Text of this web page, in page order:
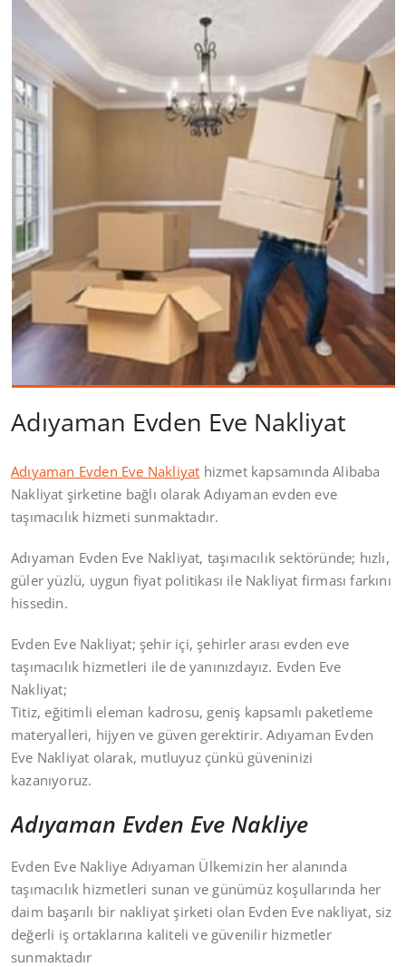
Adıyaman Evden Eve Nakliyat
Adıyaman Evden Eve Nakliyat hizmet kapsamında Alibaba
Nakliyat şirketine bağlı olarak Adıyaman evden eve
taşımacılık hizmeti sunmaktadır.
Adıyaman Evden Eve Nakliyat, taşımacılık sektöründe; hızlı,
güler yüzlü, uygun fiyat politikası ile Nakliyat firması farkını
hissedin.
Evden Eve Nakliyat; şehir içi, şehirler arası evden eve
taşımacılık hizmetleri ile de yanınızdayız. Evden Eve
Nakliyat;
Titiz, eğitimli eleman kadrosu, geniş kapsamlı paketleme
materyalleri, hijyen ve güven gerektirir. Adıyaman Evden
Eve Nakliyat olarak, mutluyuz çünkü güveninizi
kazanıyoruz.
Adıyaman Evden Eve Nakliye
Evden Eve Nakliye Adıyaman Ülkemizin her alanında
taşımacılık hizmetleri sunan ve günümüz koşullarında her
daim başarılı bir nakliyat şirketi olan Evden Eve nakliyat, siz
değerli iş ortaklarına kaliteli ve güvenilir hizmetler
sunmaktadır